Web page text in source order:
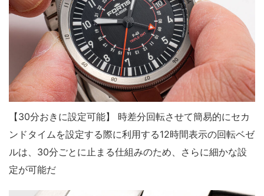
【30分おきに設定可能】 時差分回転させて簡易的にセカ
ンドタイムを設定する際に利用する12時間表示の回転ベゼ
ルは、30分ごとに止まる仕組みのため、さらに細かな設
定が可能だ